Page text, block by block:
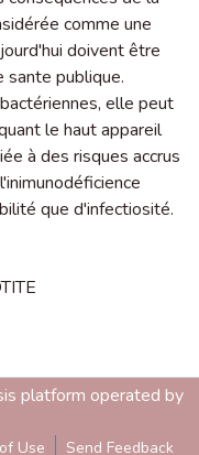
comme une
doivent être
sante publique.
elle peut
le haut appareil
à des risques accrus
que d'infectiosité.
platform operated by
Use Send Feedback